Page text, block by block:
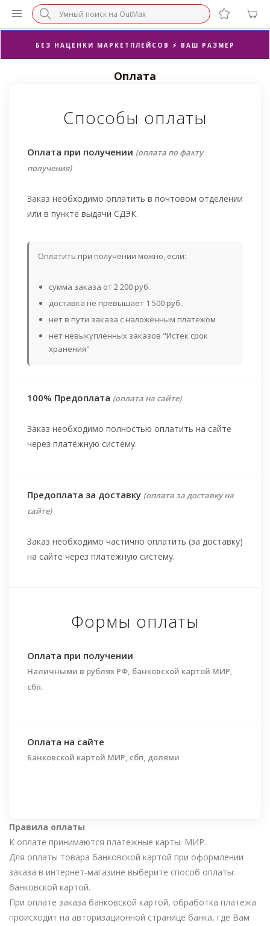
СУПЕРАКЦИЯ 🔥 2-Я ПАРА -50%
БЕЗ НАЦЕНКИ МАРКЕТПЛЕЙСОВ ⚡ ВАШ РАЗМЕР
3-Я ПАРА В ПОДАРОК 🎁
Оплата
Способы оплаты
Оплата при получении (оплата по факту
получения)
Заказ необходимо оплатить в почтовом отделении
или в пункте выдачи СДЭК.
Оплатить при получении можно, если:
сумма заказа от 2 200 руб.
доставка не превышает 1 500 руб.
нет в пути заказа с наложенным платежом
нет невыкупленных заказов "Истек срок
хранения"
100% Предоплата (оплата на сайте)
Заказ необходимо полностью оплатить на сайте
через платёжную систему.
Предоплата за доставку (оплата за доставку на
сайте)
Заказ необходимо частично оплатить (за доставку)
на сайте через платёжную систему.
Формы оплаты
Оплата при получении
Наличными в рублях РФ, банковской картой МИР,
сбп.
Оплата на сайте
Банковской картой МИР, сбп, долями
Правила оплаты
К оплате принимаются платежные карты: МИР.
Для оплаты товара банковской картой при оформлении
заказа в интернет-магазине выберите способ оплаты:
банковской картой.
При оплате заказа банковской картой, обработка платежа
происходит на авторизационной странице банка, где Вам